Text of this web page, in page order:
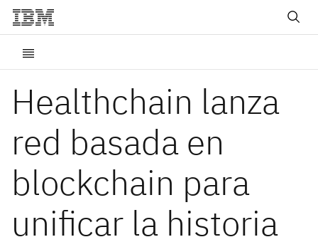
Healthchain lanza
red basada en
blockchain para
unificar la historia